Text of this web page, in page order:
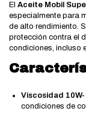
El Aceite Mobil
especialmente para
de alto rendimiento.
protección contra el
condiciones, incluso
Viscosidad
condiciones de